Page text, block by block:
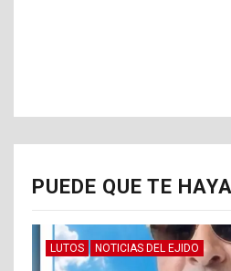
PUEDE QUE TE
LUTOS NOTICIAS DEL EJIDO